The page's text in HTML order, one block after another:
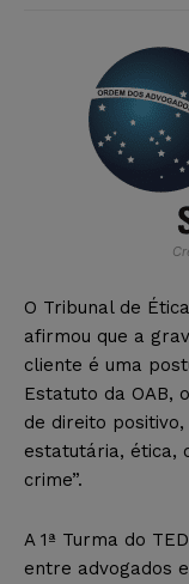
O Tribunal de
afirmou que a
cliente é uma
Estatuto da OAB,
de direito
estatutária, ética,
crime”.
A 1ª Turma do
entre advogados